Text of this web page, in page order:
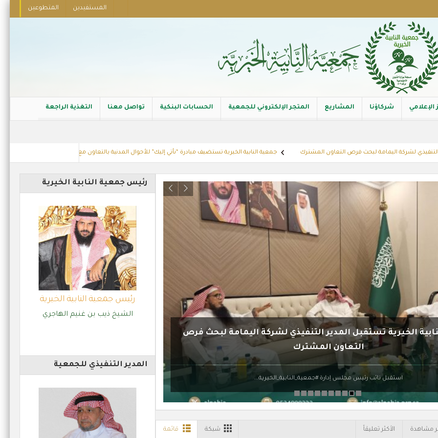
المستفيدين المتطوعين
الإعلامي شركاؤنا المشاريع المتجر الإلكتروني للجمعية الحسابات البنكية تواصل معنا التغذية الراجعة
اليمامة لبحث فرص التعاون المشترك جمعية النابية الخيرية تستضيف مبادرة “نأتي إليك” للأحوال المدنية بالتعاون مع إدارة الأحوال المدنية بالدمام
رئيس جمعية النابية الخيرية
رئيس جمعية النابية الخيرية
الشيخ ذيب بن غنيم الهاجري
المدير التنفيذي للجمعية
الخيرية تستقبل المدير التنفيذي لشركة اليمامة لبحث فرص
التعاون المشترك
استقبل نائب رئيس مجلس إدارة #جمعية_النابية_الخيرية...
مشاهدة الأكثر تعليقاً شبكة قائمة توزيع الدفعة الثالثة من السلات الغذائية التقرير السنوي للأنشطة والمساعدات